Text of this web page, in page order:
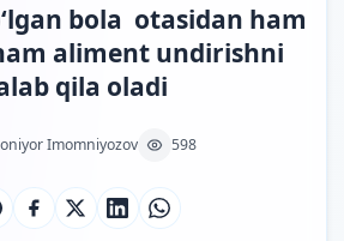
bola otasidan ham
aliment undirishni
qila oladi
Imomniyozov 598